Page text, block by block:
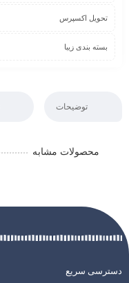
تحویل اکسپرس
بسته بندی زیبا
توضیحات
محصولات مشابه
دسترسی سریع